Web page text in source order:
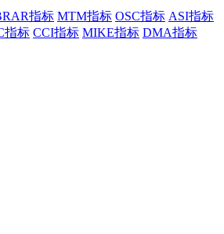
指标 MTM指标 OSC指标 ASI指标
指标 CCI指标 MIKE指标 DMA指标